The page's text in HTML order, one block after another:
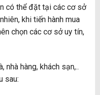
có thể đặt tại các cơ sở
khi tiến hành mua
chọn các cơ sở uy tín,
nhà hàng, khách sạn,..
sau: